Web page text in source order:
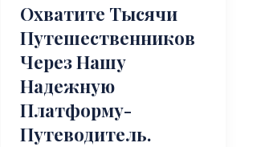
Охватите Тысячи
Путешественников
Через Нашу
Надежную
Платформу-
Путеводитель.